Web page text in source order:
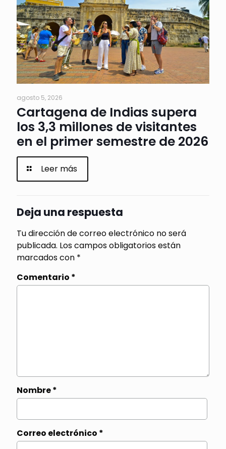
agosto 5, 2026
Cartagena de Indias supera
los 3,3 millones de visitantes
en el primer semestre de 2026
Leer más
Deja una respuesta
Tu dirección de correo electrónico no será
publicada. Los campos obligatorios están
marcados con *
Comentario *
Nombre*
Correo electrónico *